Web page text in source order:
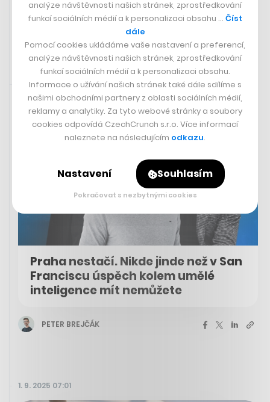
Odebírat Startup
1. 9. 2025 07:30
Praha nestačí. Nikde jinde než v San
Franciscu úspěch kolem umělé
inteligence mít nemůžete
PETER BREJČÁK
1. 9. 2025 07:01
analýze návštěvnosti našich stránek, zprostředkování
funkcí sociálních médií a k personalizaci obsahu … Číst
dále
Pomocí cookies ukládáme vaše nastavení a preferencí,
analýze návštěvnosti našich stránek, zprostředkování
funkcí sociálních médií a k personalizaci obsahu.
Informace o užívání našich stránek také dále sdílíme s
našimi obchodními partnery z oblasti sociálních médií,
reklamy a analytiky. Za tyto webové stránky a soubory
cookies odpovídá CzechCrunch s.r.o. Více informací
naleznete na následujícím odkazu.
Nastavení Souhlasím
Pokračovat s nezbytnými cookies